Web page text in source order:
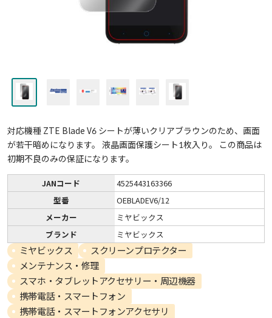
対応機種 ZTE Blade V6 シートが薄いクリアブラウンのため、画面
が若干暗めになります。 液晶画面保護シート1枚入り。 この商品は
初期不良のみの保証になります。
JANコード
4525443163366
型番
OEBLADEV6/12
メーカー
ミヤビックス
ブランド
ミヤビックス
ミヤビックス
スクリーンプロテクター
メンテナンス・修理
スマホ・タブレットアクセサリー・周辺機器
携帯電話・スマートフォン
携帯電話・スマートフォンアクセサリ